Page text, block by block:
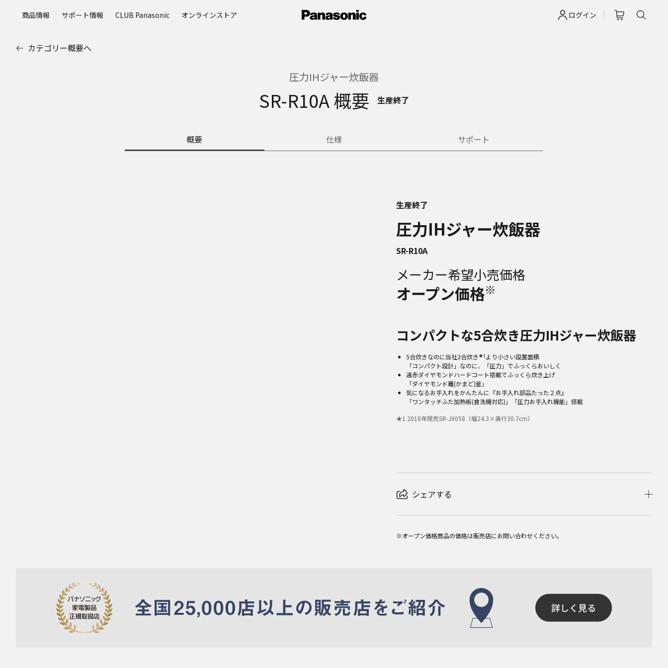
ログイン
商品情報 サポート情報 CLUB Panasonic オンラインストア
カテゴリー概要へ
圧力IHジャー炊飯器
SR-R10A 概要 生産終了
概要 仕様 サポート
生産終了
圧力IHジャー炊飯器
SR-R10A
メーカー希望小売価格
オープン価格※
コンパクトな5合炊き圧力IHジャー炊飯器
5合炊きなのに当社3合炊き★1 より小さい設置面積
「コンパクト設計」なのに、「圧力」でふっくらおいしく
遠赤ダイヤモンドハードコート搭載でふっくら炊き上げ
「ダイヤモンド竈(かまど)釜」
気になるお手入れをかんたんに『お手入れ部品たった２点』
「ワンタッチふた加熱板(食洗機対応)」「圧力お手入れ機能」搭載
★1 2018年発売SR-JX058（幅24.3×奥行30.7cm）
シェアする
※オープン価格商品の価格は販売店にお問い合わせください。